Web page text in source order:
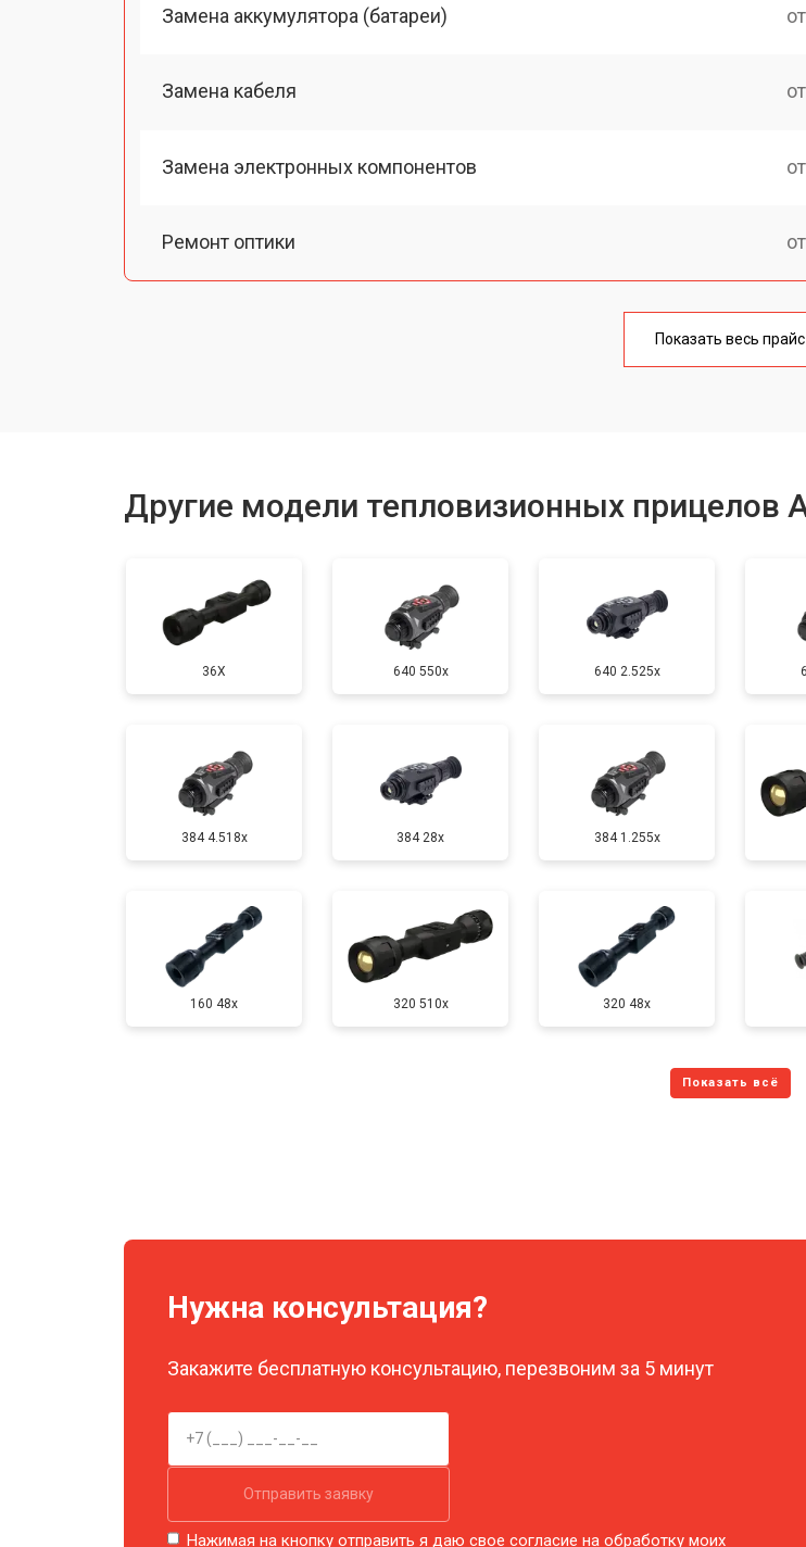
Замена аккумулятора (батареи)
Замена кабеля
Замена электронных компонентов
Ремонт оптики
Показать весь прайс
Другие модели тепловизионных прицелов
36X 640 550x 640 2.525x
384 4.518x 384 28x 384 1.255х
160 48x 320 510x 320 48x
Нужна консультация?
Закажите бесплатную консультацию, перезвоним за 5 минут
Отправить заявку
Нажимая на кнопку отправить я даю свое согласие на обработку моих